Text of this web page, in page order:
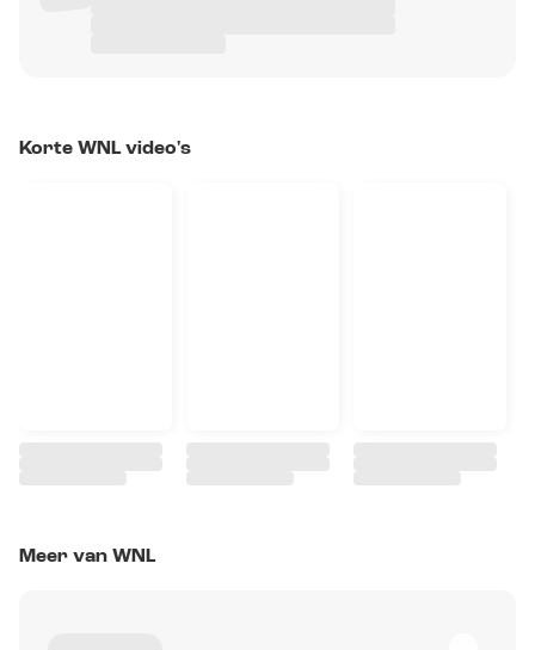
Korte WNL video's
Meer van WNL